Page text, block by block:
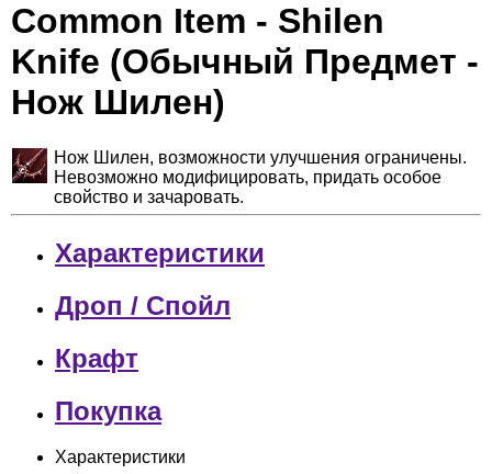
Common Item - Shilen
Knife (Обычный Предмет -
Нож Шилен)
Нож Шилен, возможности улучшения ограничены.
Невозможно модифицировать, придать особое
свойство и зачаровать.
Характеристики
Дроп / Спойл
Крафт
Покупка
Характеристики